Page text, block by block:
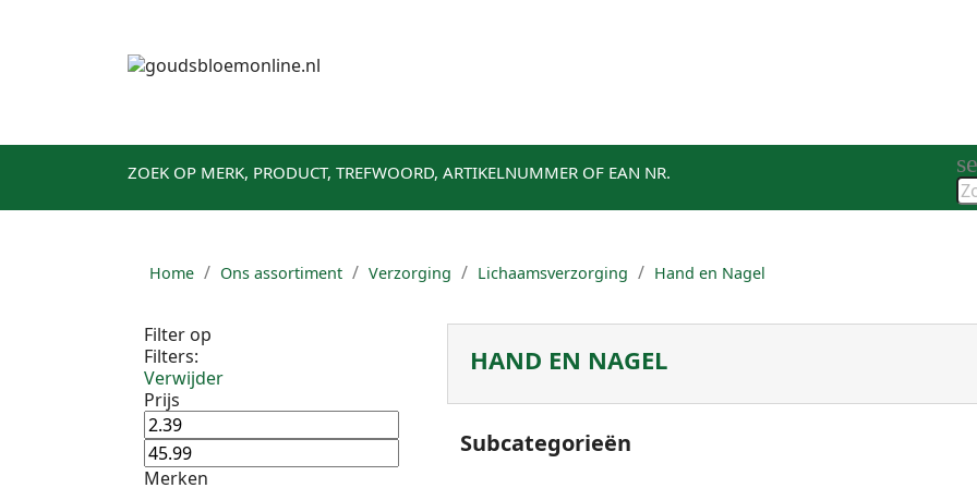
ZOEK OP MERK, PRODUCT, TREFWOORD, ARTIKELNUMMER OF EAN NR.
Home Ons assortiment Verzorging Lichaamsverzorging Hand en Nagel
Filter op
Filters:
Verwijder
Prijs
Merken
HAND EN NAGEL
Subcategorieën